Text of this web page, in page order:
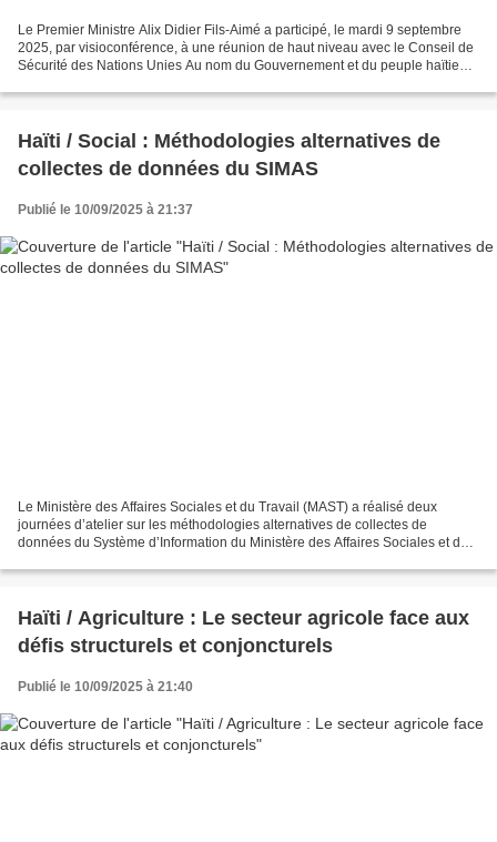
Le Premier Ministre Alix Didier Fils-Aimé a participé, le mardi 9 septembre
2025, par visioconférence, à une réunion de haut niveau avec le Conseil de
Sécurité des Nations Unies Au nom du Gouvernement et du peuple haïtien,
Haïti / Social : Méthodologies alternatives de
collectes de données du SIMAS
Publié le 10/09/2025 à 21:37
Le Ministère des Affaires Sociales et du Travail (MAST) a réalisé deux
journées d’atelier sur les méthodologies alternatives de collectes de
données du Système d’Information du Ministère des Affaires Sociales et du
Haïti / Agriculture : Le secteur agricole face aux
défis structurels et conjoncturels
Publié le 10/09/2025 à 21:40